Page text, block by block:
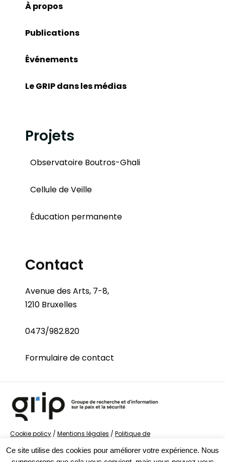
À propos
Publications
Événements
Le GRIP dans les médias
Projets
Observatoire Boutros-Ghali
Cellule de Veille
Éducation permanente
Contact
Avenue des Arts, 7-8,
1210 Bruxelles
0473/982.820
Formulaire de contact
Cookie policy / Mentions légales / Politique de
la Sécurité
Ce site utilise des cookies pour améliorer votre expérience. Nous